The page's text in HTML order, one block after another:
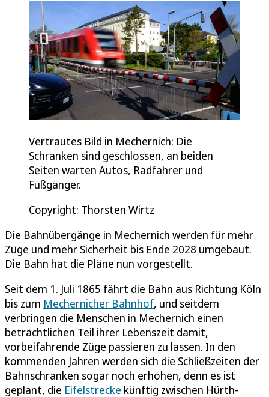
Vertrautes Bild in Mechernich: Die
Schranken sind geschlossen, an beiden
Seiten warten Autos, Radfahrer und
Fußgänger.
Copyright: Thorsten Wirtz
Die Bahnübergänge in Mechernich werden für mehr
Züge und mehr Sicherheit bis Ende 2028 umgebaut.
Die Bahn hat die Pläne nun vorgestellt.
Seit dem 1. Juli 1865 fährt die Bahn aus Richtung Köln
bis zum Mechernicher Bahnhof, und seitdem
verbringen die Menschen in Mechernich einen
beträchtlichen Teil ihrer Lebenszeit damit,
vorbeifahrende Züge passieren zu lassen. In den
kommenden Jahren werden sich die Schließzeiten der
Bahnschranken sogar noch erhöhen, denn es ist
geplant, die Eifelstrecke künftig zwischen Hürth-